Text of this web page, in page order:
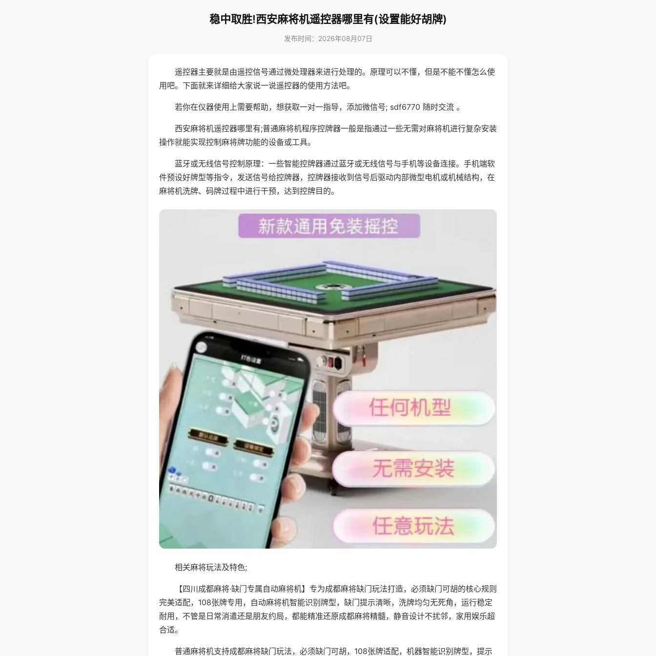
稳中取胜!西安麻将机遥控器哪里有(设置能好胡牌)
发布时间：2026年08月07日
遥控器主要就是由遥控信号通过微处理器来进行处理的。原理可以不懂，但是不能不懂怎么使
用吧。下面就来详细给大家说一说遥控器的使用方法吧。
若你在仪器使用上需要帮助，想获取一对一指导，添加微信号; sdf6770 随时交流 。
西安麻将机遥控器哪里有;普通麻将机程序控牌器一般是指通过一些无需对麻将机进行复杂安装
操作就能实现控制麻将牌功能的设备或工具。
蓝牙或无线信号控制原理：一些智能控牌器通过蓝牙或无线信号与手机等设备连接。手机端软
件预设好牌型等指令，发送信号给控牌器，控牌器接收到信号后驱动内部微型电机或机械结构，在
麻将机洗牌、码牌过程中进行干预，达到控牌目的。
相关麻将玩法及特色;
【四川成都麻将·缺门专属自动麻将机】专为成都麻将缺门玩法打造，必须缺门可胡的核心规则
完美适配，108张牌专用，自动麻将机智能识别牌型，缺门提示清晰，洗牌均匀无死角，运行稳定
耐用，不管是日常消遣还是朋友约局，都能精准还原成都麻将精髓，静音设计不扰邻，家用娱乐超
合适。
普通麻将机支持成都麻将缺门玩法，必须缺门可胡，108张牌适配，机器智能识别牌型，提示